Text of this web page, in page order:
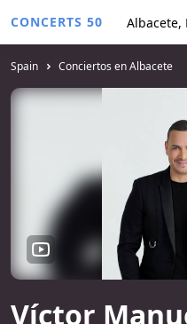
CONCERTS 50 Albacete,
Spain Conciertos en Albacete
Víctor